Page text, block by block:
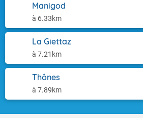
Manigod
à 6.33km
La Giettaz
à 7.21km
Thônes
à 7.89km